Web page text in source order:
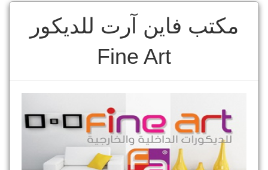
مكتب فاين آرت للديكور
Fine Art